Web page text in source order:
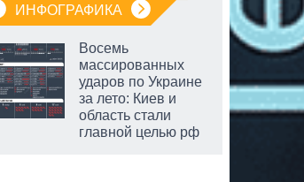
ИНФОГРАФИКА
Восемь
массированных
ударов по Украине
за лето: Киев и
область стали
главной целью рф